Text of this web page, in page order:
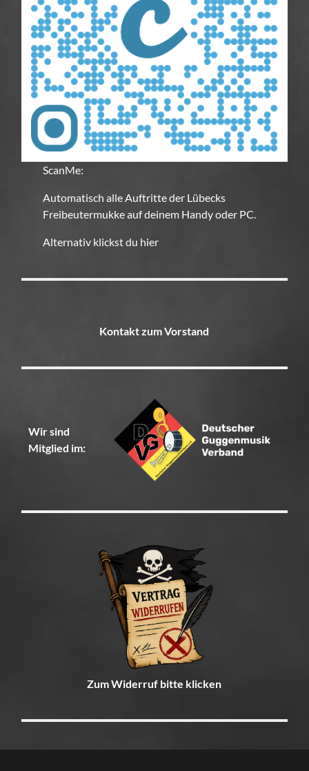
ScanMe:
Automatisch alle Auftritte der Lübecks
Freibeutermukke auf deinem Handy oder PC.
Alternativ klickst du hier
Kontakt zum Vorstand
Wir sind
Mitglied im:
Zum Widerruf bitte klicken